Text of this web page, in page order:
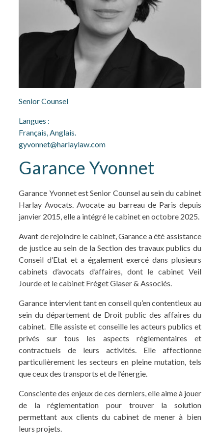
Senior Counsel
Langues :
Français, Anglais.
gyvonnet@harlaylaw.com
Garance Yvonnet
Garance Yvonnet est Senior Counsel au sein du cabinet
Harlay Avocats. Avocate au barreau de Paris depuis
janvier 2015, elle a intégré le cabinet en octobre 2025.
Avant de rejoindre le cabinet, Garance a été assistance
de justice au sein de la Section des travaux publics du
Conseil d’Etat et a également exercé dans plusieurs
cabinets d’avocats d’affaires, dont le cabinet Veil
Jourde et le cabinet Fréget Glaser & Associés.
Garance intervient tant en conseil qu’en contentieux au
sein du département de Droit public des affaires du
cabinet. Elle assiste et conseille les acteurs publics et
privés sur tous les aspects réglementaires et
contractuels de leurs activités. Elle affectionne
particulièrement les secteurs en pleine mutation, tels
que ceux des transports et de l’énergie.
Consciente des enjeux de ces derniers, elle aime à jouer
de la réglementation pour trouver la solution
permettant aux clients du cabinet de mener à bien
leurs projets.